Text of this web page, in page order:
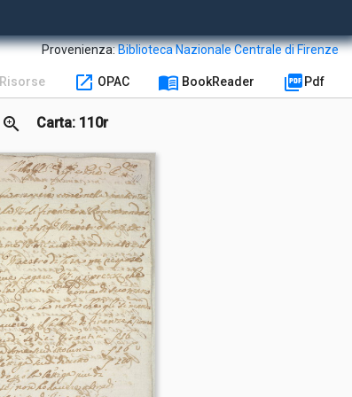
Provenienza:Biblioteca Nazionale Centrale di Firenze
Risorse open_in_new OPAC menu_book BookReader picture_as_pdf Pdf
zoom_in Carta: 110r